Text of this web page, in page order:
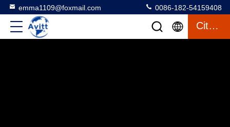
emma1109@foxmail.com 0086-182-54159408
Citation